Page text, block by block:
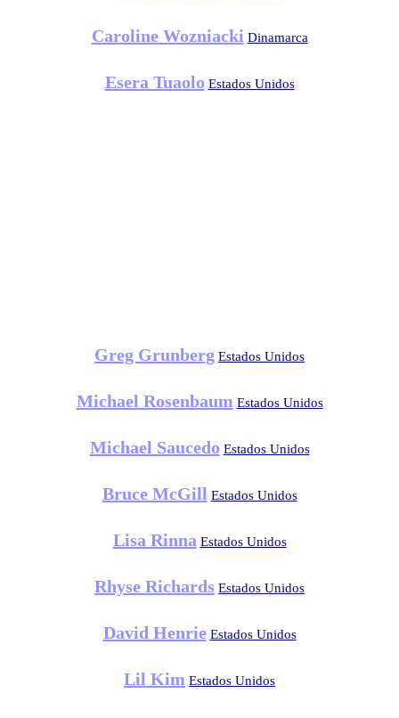
Caroline Wozniacki Dinamarca
Esera Tuaolo Estados Unidos
Greg Grunberg Estados Unidos
Michael Rosenbaum Estados Unidos
Michael Saucedo Estados Unidos
Bruce McGill Estados Unidos
Lisa Rinna Estados Unidos
Rhyse Richards Estados Unidos
David Henrie Estados Unidos
Lil Kim Estados Unidos